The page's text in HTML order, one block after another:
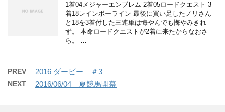
1着04メジャーエンブレム 2着05ロードクエスト 3
着18レインボーライン 最後に買い足したノリさん
と18を3着付した三連単は悔やんでも悔やみきれ
ず。 本命ロードクエストが2着に来たからなおさ
ら。 …
PREV 2016 ダービー ＃3
NEXT 2016/06/04 夏競馬開幕